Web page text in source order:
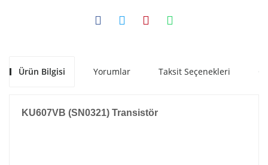
Ürün Bilgisi Yorumlar Taksit Seçenekleri
KU607VB (SN0321) Transistör